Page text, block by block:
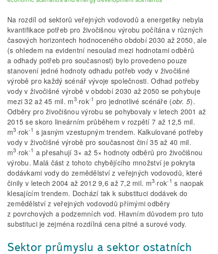
Na rozdíl od sektorů veřejných vodovodů a energetiky nebyla
kvantifikace potřeb pro živočišnou výrobu počítána v různých
časových horizontech hodnoceného období 2030 až 2050, ale
(s ohledem na evidentní nesoulad mezi hodnotami odběrů
a odhady potřeb pro současnost) bylo provedeno pouze
stanovení jedné hodnoty odhadu potřeb vody v živočišné
výrobě pro každý scénář vývoje společnosti. Odhad potřeby
vody v živočišné výrobě v období 2030 až 2050 se pohybuje
mezi 32 až 45 mil. m3·rok-1 pro jednotlivé scénáře (obr. 5).
Odběry pro živočišnou výrobu se pohybovaly v letech 2001 až
2015 se skoro lineárním průběhem v rozpětí 7 až 12,5 mil.
m3·rok-1 s jasným vzestupným trendem. Kalkulované potřeby
vody v živočišné výrobě pro současnost činí 35 až 40 mil.
m3·rok-1 a přesahují 3× až 5× hodnoty odběrů pro živočišnou
výrobu. Malá část z tohoto chybějícího množství je pokryta
dodávkami vody do zemědělství z veřejných vodovodů, které
činily v letech 2004 až 2012 9,6 až 7,2 mil. m3·rok-1 s naopak
klesajícím trendem. Dochází tak k substituci dodávek do
zemědělství z veřejných vodovodů přímými odběry
z povrchových a podzemních vod. Hlavním důvodem pro tuto
substituci je zejména rozdílná cena pitné a surové vody.
Sektor průmyslu a sektor ostatních